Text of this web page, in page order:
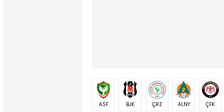
ASF BJK ÇRZ ALNY ÇFK